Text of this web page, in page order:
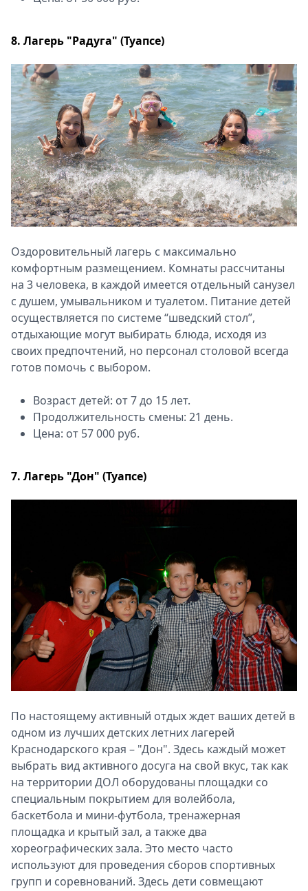
8. Лагерь "Радуга" (Туапсе)
Оздоровительный лагерь с максимально
комфортным размещением. Комнаты рассчитаны
на 3 человека, в каждой имеется отдельный санузел
с душем, умывальником и туалетом. Питание детей
осуществляется по системе “шведский стол”,
отдыхающие могут выбирать блюда, исходя из
своих предпочтений, но персонал столовой всегда
готов помочь с выбором.
Возраст детей: от 7 до 15 лет.
Продолжительность смены: 21 день.
Цена: от 57 000 руб.
7. Лагерь "Дон" (Туапсе)
По настоящему активный отдых ждет ваших детей в
одном из лучших детских летних лагерей
Краснодарского края – "Дон". Здесь каждый может
выбрать вид активного досуга на свой вкус, так как
на территории ДОЛ оборудованы площадки со
специальным покрытием для волейбола,
баскетбола и мини-футбола, тренажерная
площадка и крытый зал, а также два
хореографических зала. Это место часто
используют для проведения сборов спортивных
групп и соревнований. Здесь дети совмещают